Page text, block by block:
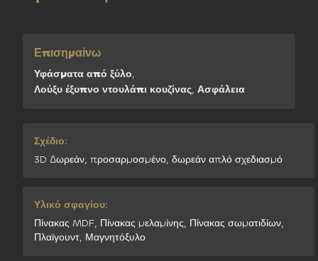
Επισημαίνω
Υφάσματα από ξύλο,
Λούξυ έξυπνο ντουλάπι κουζίνας, Ασφάλεια
Σχέδιο:
3D Δωρεάν, προσαρμοσμένο, δωρεάν απλό σχεδιασμό
Υλικό σφαγίου:
Πίνακας MDF, Πίνακας μελαμίνης, Πίνακας σωματιδίων,
Πλαϊγουντ, Μαγνητόξυλο